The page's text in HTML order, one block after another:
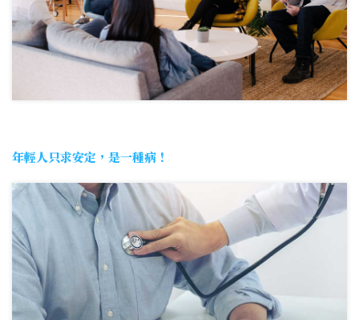
年輕人只求安定，是一種病！